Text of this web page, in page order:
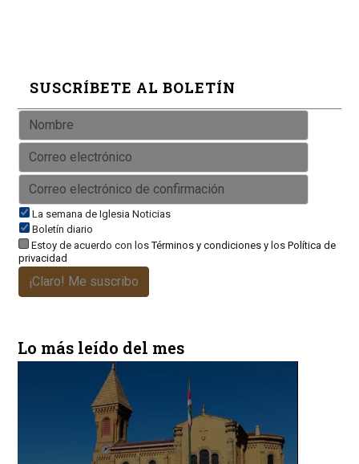
SUSCRÍBETE AL BOLETÍN
La semana de Iglesia Noticias
Boletín diario
Estoy de acuerdo con losTérminos y condicionesy los Política de
privacidad
¡Claro! Me suscribo
Lo más leído del mes